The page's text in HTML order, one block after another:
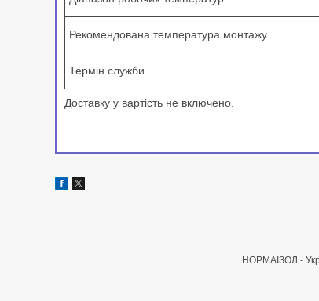
Рекомендована температура монтажу
Термін служби
Доставку у вартість не включено.